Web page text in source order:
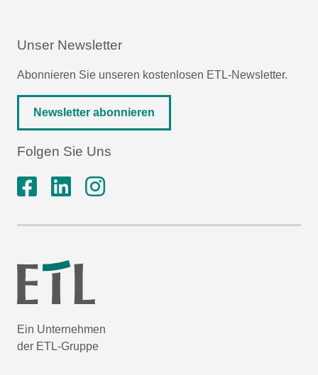
Unser Newsletter
Abonnieren Sie unseren kostenlosen ETL-Newsletter.
Newsletter abonnieren
Folgen Sie Uns
Ein Unternehmen
der ETL-Gruppe